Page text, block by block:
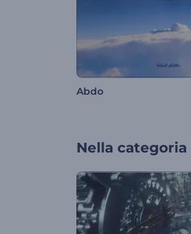
Abdo
Nella categoria